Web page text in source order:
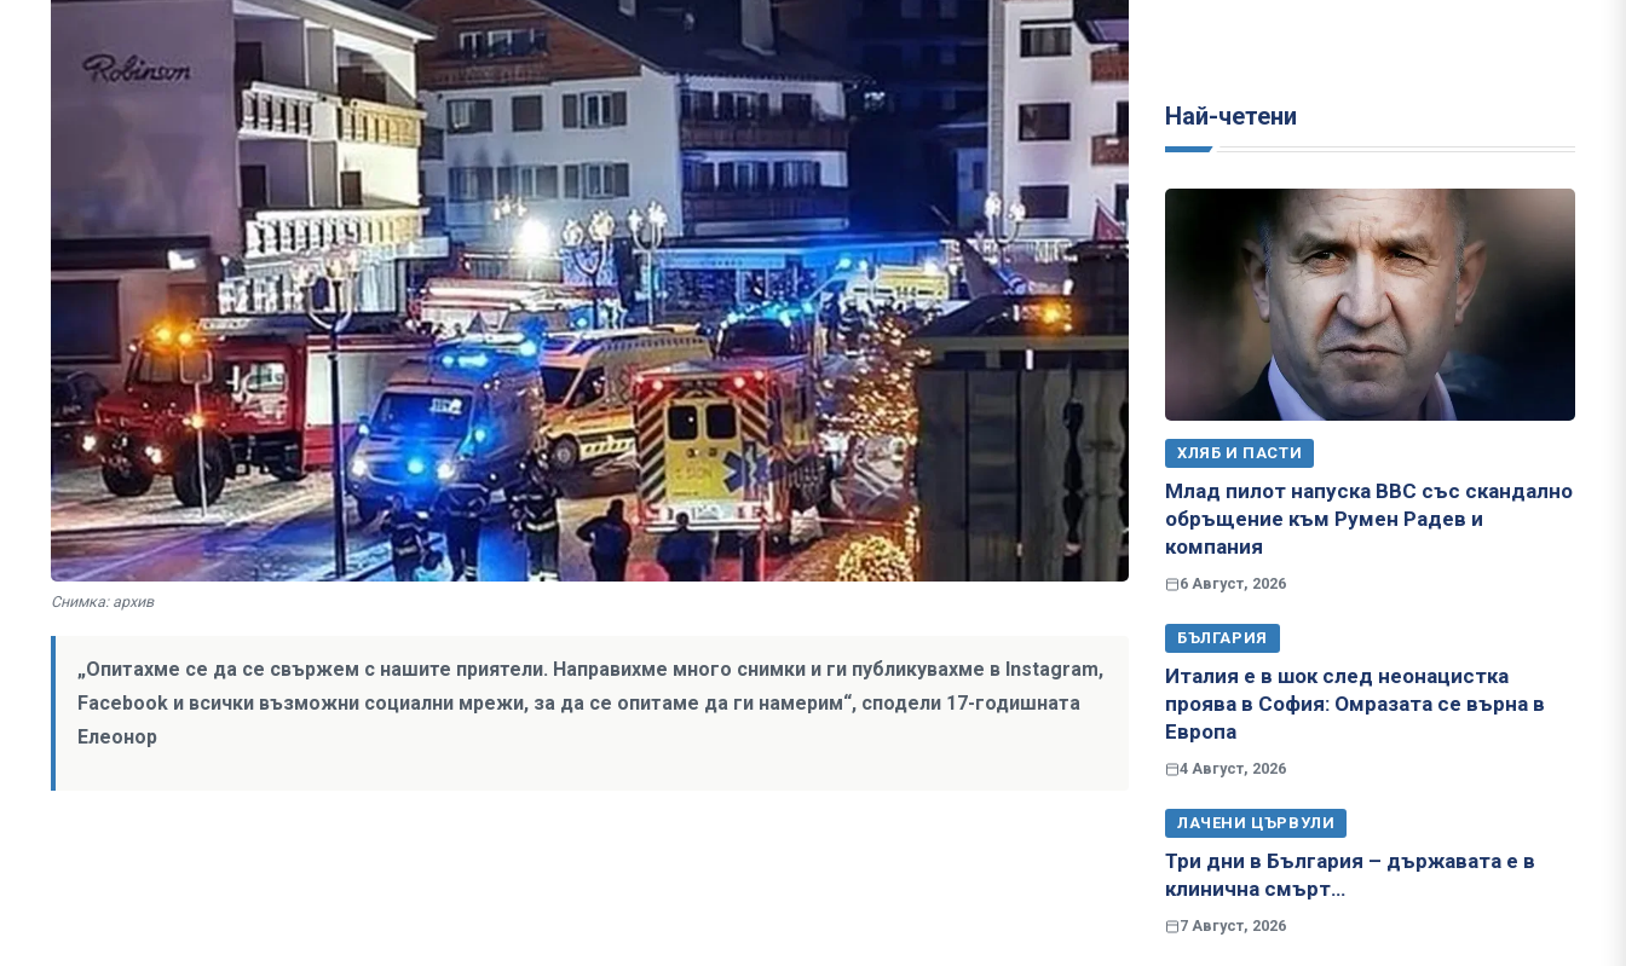
Снимка: архив
„Опитахме се да се свържем с нашите приятели. Направихме много снимки и ги публикувахме в Instagram,
Facebook и всички възможни социални мрежи, за да се опитаме да ги намерим“, сподели 17-годишната
Елеонор
Най-четени
ХЛЯБ И ПАСТИ
Млад пилот напуска ВВС със скандално
обръщение към Румен Радев и
компания
6 Август, 2026
БЪЛГАРИЯ
Италия е в шок след неонацистка
проява в София: Омразата се върна в
Европа
4 Август, 2026
ЛАЧЕНИ ЦЪРВУЛИ
Три дни в България – държавата е в
клинична смърт…
7 Август, 2026